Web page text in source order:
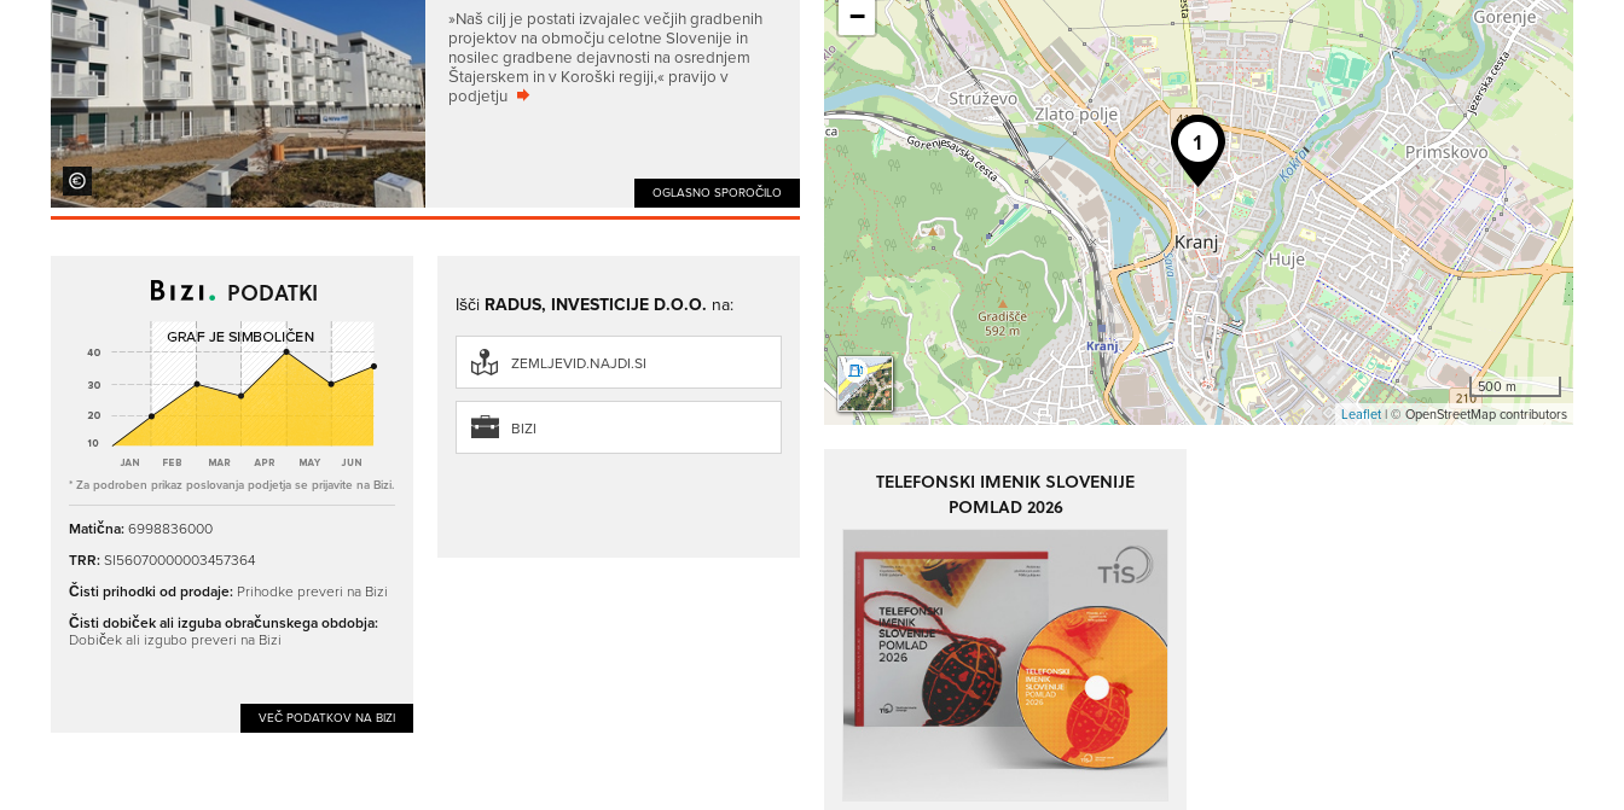
»Naš cilj je postati izvajalec večjih gradbenih
projektov na območju celotne Slovenije in
nosilec gradbene dejavnosti na osrednjem
Štajerskem in v Koroški regiji,« pravijo v
podjetju
OGLASNO SPOROČILO
−
500 m
Leaflet| © OpenStreetMap contributors
PODATKI
* Za podroben prikaz poslovanja podjetja se prijavite na Bizi.
Matična:6998836000
TRR:SI56070000003457364
Čisti prihodki od prodaje: Prihodke preveri na Bizi
Čisti dobiček ali izguba obračunskega obdobja:
Dobiček ali izgubo preveri na Bizi
VEČ PODATKOV NA BIZI
Išči RADUS, INVESTICIJE D.O.O. na:
ZEMLJEVID.NAJDI.SI
BIZI
TELEFONSKI IMENIK SLOVENIJE
POMLAD 2026